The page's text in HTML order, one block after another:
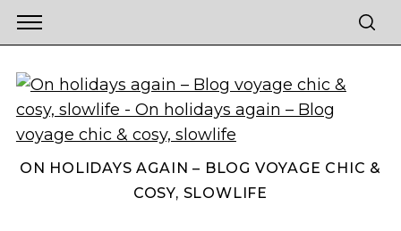
ON HOLIDAYS AGAIN – BLOG VOYAGE CHIC &
COSY, SLOWLIFE